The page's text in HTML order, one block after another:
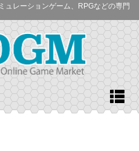
ュレーションゲーム、RPGなどの専門